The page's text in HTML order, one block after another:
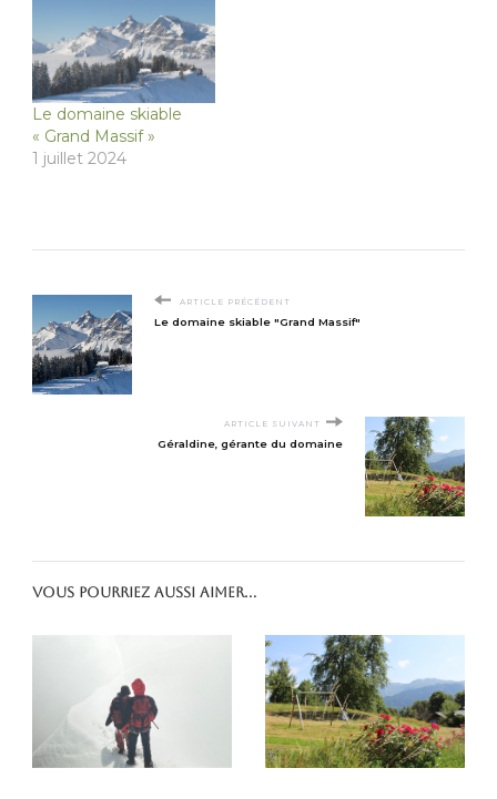
Le domaine skiable
« Grand Massif »
1 juillet 2024
ARTICLE PRÉCÉDENT
Le domaine skiable "Grand Massif"
ARTICLE SUIVANT
Géraldine, gérante du domaine
Vous pourriez aussi aimer...